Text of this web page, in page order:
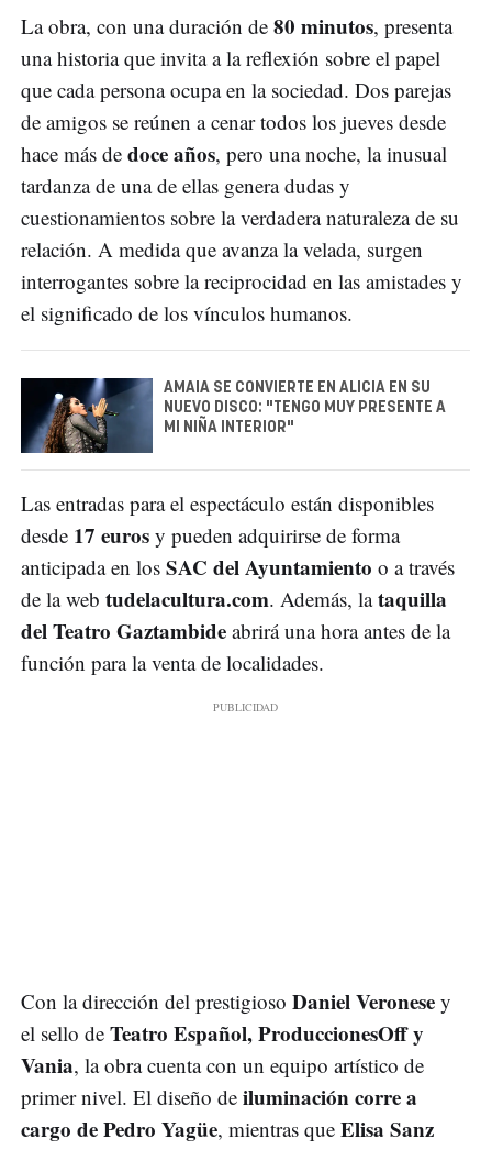
La obra, con una duración de 80 minutos, presenta
una historia que invita a la reflexión sobre el papel
que cada persona ocupa en la sociedad. Dos parejas
de amigos se reúnen a cenar todos los jueves desde
hace más de doce años, pero una noche, la inusual
tardanza de una de ellas genera dudas y
cuestionamientos sobre la verdadera naturaleza de su
relación. A medida que avanza la velada, surgen
interrogantes sobre la reciprocidad en las amistades y
el significado de los vínculos humanos.
AMAIA SE CONVIERTE EN ALICIA EN SU
NUEVO DISCO: "TENGO MUY PRESENTE A
MI NIÑA INTERIOR"
Las entradas para el espectáculo están disponibles
desde 17 euros y pueden adquirirse de forma
anticipada en los SAC del Ayuntamiento o a través
de la web tudelacultura.com. Además, lataquilla
del Teatro Gaztambide abrirá una hora antes de la
función para la venta de localidades.
Con la dirección del prestigioso Daniel Veronese y
el sello de Teatro Español, ProduccionesOff y
Vania, la obra cuenta con un equipo artístico de
primer nivel. El diseño de iluminación corre a
cargo de Pedro Yagüe, mientras que Elisa Sanz